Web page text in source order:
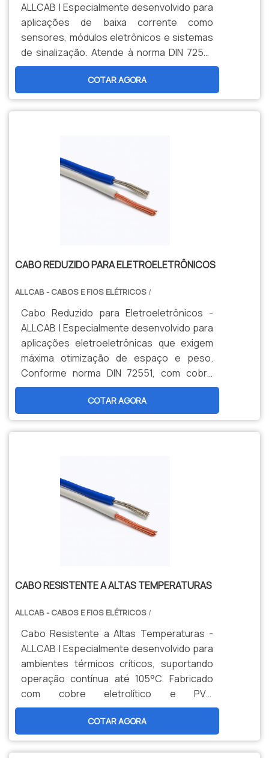
ALLCAB | Especialmente desenvolvido para
aplicações de baixa corrente como
sensores, módulos eletrônicos e sistemas
de sinalização. Atende à norma DIN 72551
com isolação termorresistente para 105°C
e diâmetro reduzido. Garante transmissão
precisa de sinais e máxima eficiência em
circuitos de controle e automação.
COTAR AGORA
CABO REDUZIDO PARA ELETROELETRÔNICOS
ALLCAB - CABOS E FIOS ELÉTRICOS /
Cabo Reduzido para Eletroeletrônicos -
ALLCAB | Especialmente desenvolvido para
aplicações eletroeletrônicas que exigem
máxima otimização de espaço e peso.
Conforme norma DIN 72551, com cobre
eletrolítico e isolação termorresistente
para 105°C. Solução ideal para módulos
eletrônicos, sensores e sistemas
compactos de precisão.
COTAR AGORA
CABO RESISTENTE A ALTAS TEMPERATURAS
ALLCAB - CABOS E FIOS ELÉTRICOS /
Cabo Resistente a Altas Temperaturas -
ALLCAB | Especialmente desenvolvido para
ambientes térmicos críticos, suportando
operação contínua até 105°C. Fabricado
com cobre eletrolítico e PVC
termorresistente conforme norma DIN
72551. Solução confiável para aplicações
automotivas e industriais onde a
estabilidade térmica é fundamental.
COTAR AGORA